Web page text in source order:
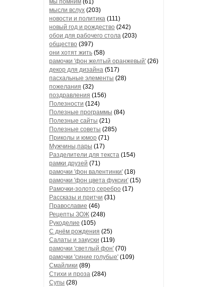
мы помним (61)
мысли вслух (203)
новости и политика (111)
новый год и рождество (242)
обои для рабочего стола (203)
общество (397)
они хотят жить (58)
рамочки 'фон желтый оранжевый' (26)
декор для дизайна (517)
пасхальные элементы (28)
пожелания (32)
поздравления (156)
Полезности (124)
Полезные программы (84)
Полезные сайты (21)
Полезные советы (285)
Приколы и юмор (71)
Мужчины,пары (17)
Разделители для текста (154)
рамки друзей (71)
рамочки 'фон валентинки' (18)
рамочки 'фон цвета фуксии' (15)
Рамочки-золото,серебро (17)
Рассказы и притчи (31)
Православие (46)
Рецепты ЗОЖ (248)
Рукоделие (105)
С днём рождения (25)
Салаты и закуски (119)
рамочки 'светлый фон' (70)
рамочки 'синие голубые' (109)
Смайлики (89)
Стихи и проза (284)
Супы (28)